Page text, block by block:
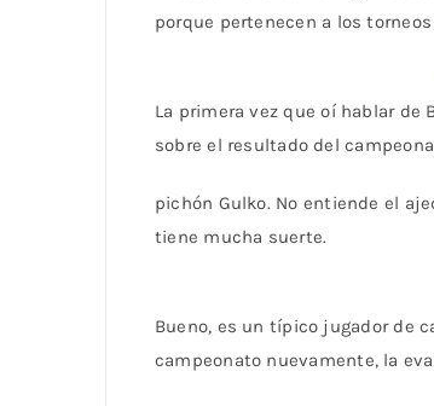
porque pertenecen a los
La primera vez que oí hablar de
sobre el resultado del
pichón Gulko. No entiende el
tiene mucha suerte.
Bueno, es un típico jugador de
campeonato nuevamente, la